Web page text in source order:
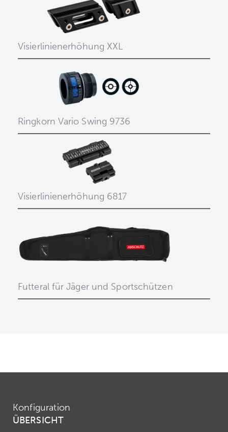
Visierlinienerhöhung XXL
Ringkorn Vario Swing 9736
Visierlinienerhöhung 6817
Futteral für Jäger und Sportschützen
Konfiguration
ÜBERSICHT